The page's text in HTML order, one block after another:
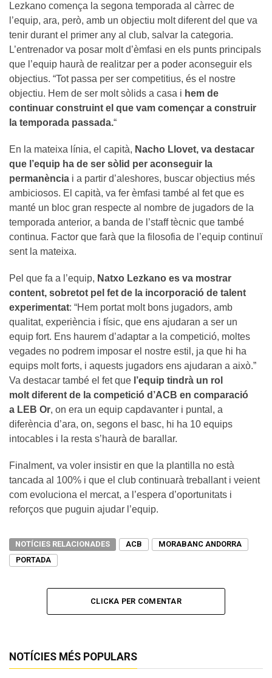
Lezkano comença la segona temporada al càrrec de
l’equip, ara, però, amb un objectiu molt diferent del que va
tenir durant el primer any al club, salvar la categoria.
L’entrenador va posar molt d’èmfasi en els punts principals
que l’equip haurà de realitzar per a poder aconseguir els
objectius. “Tot passa per ser competitius, és el nostre
objectiu. Hem de ser molt sòlids a casa i hem de
continuar construint el que vam començar a construir
la temporada passada.“
En la mateixa línia, el capità, Nacho Llovet, va destacar
que l’equip ha de ser sòlid per aconseguir la
permanència i a partir d’aleshores, buscar objectius més
ambiciosos. El capità, va fer èmfasi també al fet que es
manté un bloc gran respecte al nombre de jugadors de la
temporada anterior, a banda de l’staff tècnic que també
continua. Factor que farà que la filosofia de l’equip continuï
sent la mateixa.
Pel que fa a l’equip, Natxo Lezkano es va mostrar
content, sobretot pel fet de la incorporació de talent
experimentat: “Hem portat molt bons jugadors, amb
qualitat, experiència i físic, que ens ajudaran a ser un
equip fort. Ens haurem d’adaptar a la competició, moltes
vegades no podrem imposar el nostre estil, ja que hi ha
equips molt forts, i aquests jugadors ens ajudaran a això.”
Va destacar també el fet que l’equip tindrà un rol
molt diferent de la competició d’ACB en comparació
a LEB Or, on era un equip capdavanter i puntal, a
diferència d’ara, on, segons el basc, hi ha 10 equips
intocables i la resta s’haurà de barallar.
Finalment, va voler insistir en que la plantilla no està
tancada al 100% i que el club continuarà treballant i veient
com evoluciona el mercat, a l’espera d’oportunitats i
reforços que puguin ajudar l’equip.
NOTÍCIES RELACIONADES ACB
MORABANC ANDORRA
PORTADA
CLICKA PER COMENTAR
NOTÍCIES MÉS POPULARS